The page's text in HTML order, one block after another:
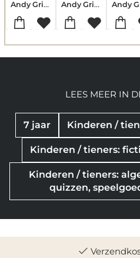
Andy Griffiths-Bill Hope
Andy Griffiths-Terry Denton
7 jaar Kinderen /
Kinderen / tieners:
Kinderen / tieners:
quizzen,
LEES MEER IN